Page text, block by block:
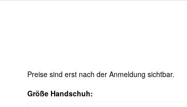
Preise sind erst nach der Anmeldung sichtbar.
Größe Handschuh: